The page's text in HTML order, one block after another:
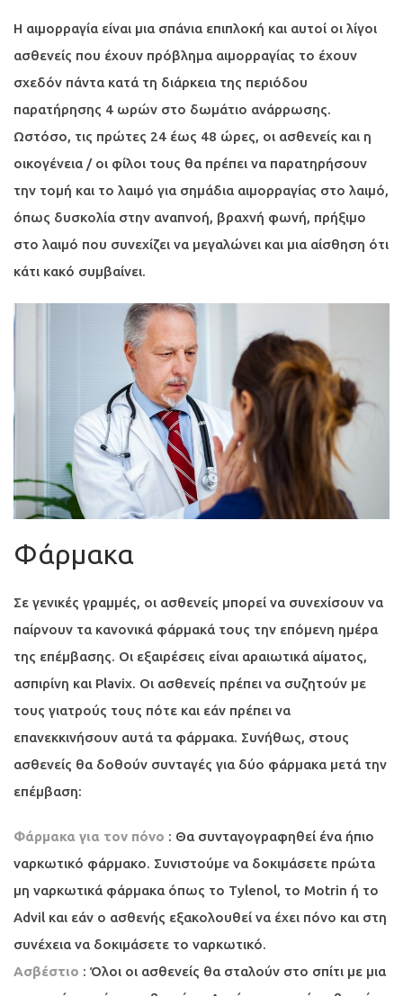
Η αιμορραγία είναι μια σπάνια επιπλοκή και αυτοί οι λίγοι
ασθενείς που έχουν πρόβλημα αιμορραγίας το έχουν
σχεδόν πάντα κατά τη διάρκεια της περιόδου
παρατήρησης 4 ωρών στο δωμάτιο ανάρρωσης.
Ωστόσο, τις πρώτες 24 έως 48 ώρες, οι ασθενείς και η
οικογένεια / οι φίλοι τους θα πρέπει να παρατηρήσουν
την τομή και το λαιμό για σημάδια αιμορραγίας στο λαιμό,
όπως δυσκολία στην αναπνοή, βραχνή φωνή, πρήξιμο
στο λαιμό που συνεχίζει να μεγαλώνει και μια αίσθηση ότι
κάτι κακό συμβαίνει.
Φάρμακα
Σε γενικές γραμμές, οι ασθενείς μπορεί να συνεχίσουν να
παίρνουν τα κανονικά φάρμακά τους την επόμενη ημέρα
της επέμβασης. Οι εξαιρέσεις είναι αραιωτικά αίματος,
ασπιρίνη και Plavix. Οι ασθενείς πρέπει να συζητούν με
τους γιατρούς τους πότε και εάν πρέπει να
επανεκκινήσουν αυτά τα φάρμακα. Συνήθως, στους
ασθενείς θα δοθούν συνταγές για δύο φάρμακα μετά την
επέμβαση:
Φάρμακα για τον πόνο : Θα συνταγογραφηθεί ένα ήπιο
ναρκωτικό φάρμακο. Συνιστούμε να δοκιμάσετε πρώτα
μη ναρκωτικά φάρμακα όπως το Tylenol, το Motrin ή το
Advil και εάν ο ασθενής εξακολουθεί να έχει πόνο και στη
συνέχεια να δοκιμάσετε το ναρκωτικό.
Ασβέστιο : Όλοι οι ασθενείς θα σταλούν στο σπίτι με μια